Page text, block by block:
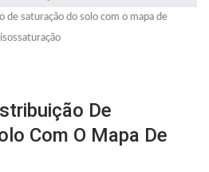
de saturação do solo com o mapa de
isossaturação
De
Com O Mapa De